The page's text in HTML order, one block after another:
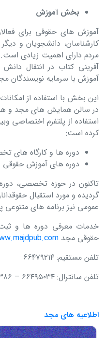
بخش آموزش
آموزش های حقوقی برای
کارشناسان، دانشجویان و
مردم دارای اهمیت زیادی
آفرینی کتاب در انتقال
آموزش با سرمایه نویسندگان
این بخش با استفاده از
در سالن همایش های مجد و
استفاده از پلتفرم اختصاصی
کرده است:
دوره ها و کارگاه های
دوره های آموزش حقوقی
تاکنون در حوزه تخصصی،
گردیده و مورد استقبال
عمومی نیز برنامه های
خدمات معرفی دوره ها و
حقوقی مجد
تلفن مستقیم: ۶۶۴۷۹۲۱۴
تلفن سانترال: ۶۶۴۹۵۰۳۴ – ۶۶۹۶۳۳۸۶ – ۶۶۴۱۲۰۷۸ داخلی ۳
اطلاعیه های مجد